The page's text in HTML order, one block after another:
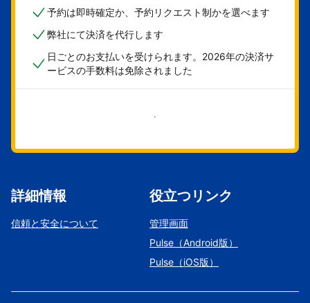
予約は即時確定か、予約リクエスト制かを選べます
弊社にて決済を代行します
日ごとのお支払いを受けられます。2026年の決済サ
ービスの手数料は免除されました
今すぐ始める
詳細情報
信頼と安全について
役立つリンク
管理画面
Pulse（Android版）
Pulse（iOS版）